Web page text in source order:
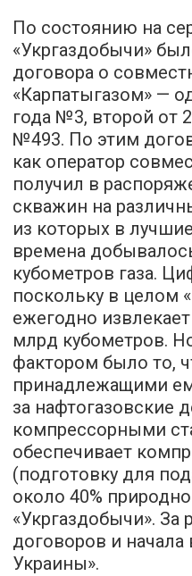
По состоянию на
«Укргаздобычи»
договора о
«Карпатыгазом» —
года №3, второй от
№493. По этим
как оператор
получил в
скважин на
из которых в
времена
кубометров газа.
поскольку в целом
ежегодно
млрд кубометров.
фактором было то,
принадлежащими
за
компрессорными
обеспечивает
(подготовку для
около 40%
«Укргаздобычи». За
договоров и
Украины».